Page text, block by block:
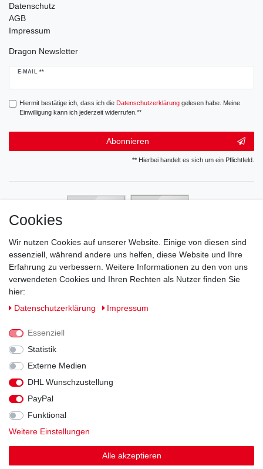
Datenschutz
AGB
Impressum
Dragon Newsletter
E-MAIL **
Newsletter
Hiermit bestätige ich, dass ich die Daten­schutz­erklärunggelesen habe. Meine
Einwilligung kann ich jederzeit widerrufen.**
Abonnieren
** Hierbei handelt es sich um ein Pflichtfeld.
Widerrufs­recht
Cookies
Wir nutzen Cookies auf unserer Website. Einige von diesen sind
essenziell, während andere uns helfen, diese Website und Ihre
Erfahrung zu verbessern. Weitere Informationen zu den von uns
verwendeten Cookies und Ihren Rechten als Nutzer finden Sie
hier:
Daten­schutz­erklärung
Impressum
Essenziell
Statistik
Externe Medien
DHL Wunschzustellung
PayPal
Funktional
Weitere Einstellungen
Alle akzeptieren